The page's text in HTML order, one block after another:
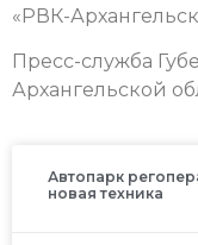
«РВК-
Пресс-служба
Архангельской
Автопарк
новая техника